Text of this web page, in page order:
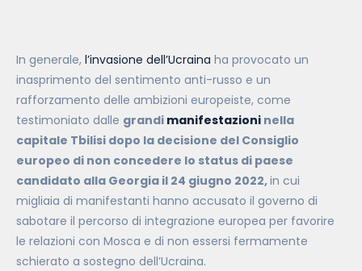
In generale, l’invasione dell’Ucraina ha provocato un
inasprimento del sentimento anti-russo e un
rafforzamento delle ambizioni europeiste, come
testimoniato dalle grandi manifestazioni nella
capitale Tbilisi dopo la decisione del Consiglio
europeo di non concedere lo status di paese
candidato alla Georgia il 24 giugno 2022,in cui
migliaia di manifestanti hanno accusato il governo di
sabotare il percorso di integrazione europea per favorire
le relazioni con Mosca e di non essersi fermamente
schierato a sostegno dell’Ucraina.